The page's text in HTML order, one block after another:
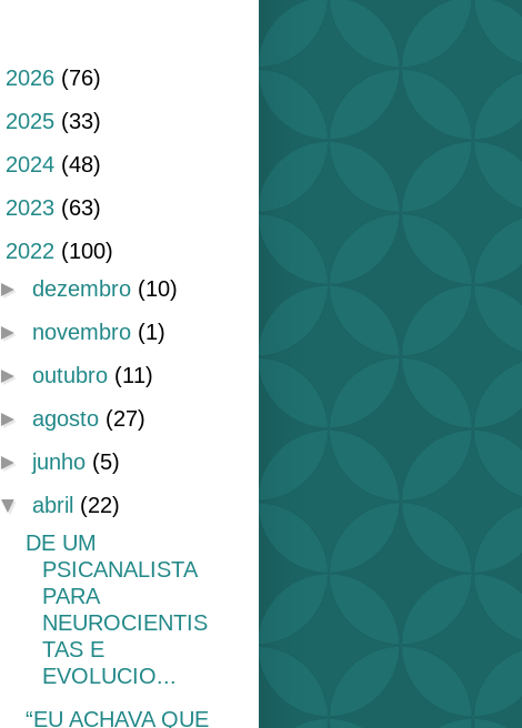
2026 (76)
2025 (33)
2024 (48)
2023 (63)
2022 (100)
► dezembro (10)
► novembro (1)
► outubro (11)
► agosto (27)
► junho (5)
▼ abril (22)
DE UM
PSICANALISTA
PARA
NEUROCIENTIS
TAS E
EVOLUCIO...
“EU ACHAVA QUE